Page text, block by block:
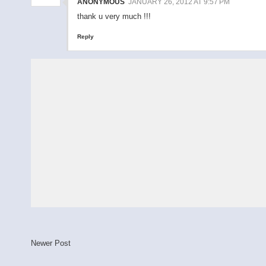
thank u very much !!!
Reply
Newer Post